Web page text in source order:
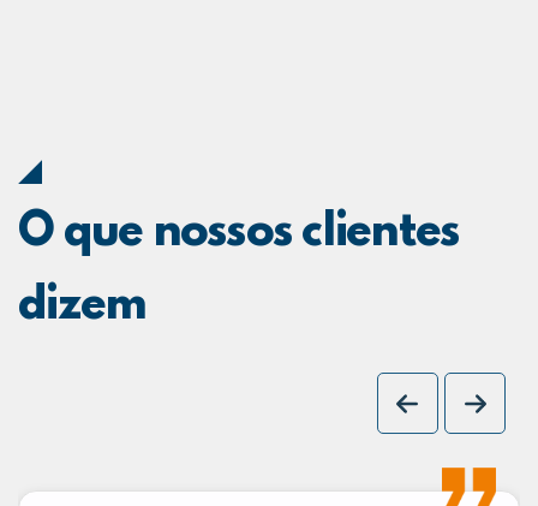
O que nossos clientes
dizem